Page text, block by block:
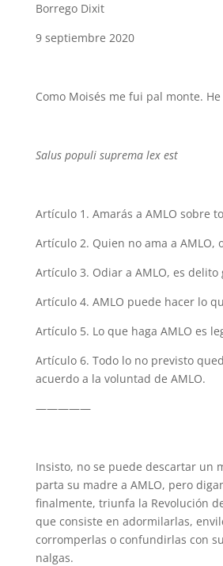
Borrego Dixit
9 septiembre 2020
Como Moisés me fui pal monte.
Salus populi suprema lex est
Artículo 1. Amarás a AMLO sobre
Artículo 2. Quien no ama a AMLO,
Artículo 3. Odiar a AMLO, es delito
Artículo 4. AMLO puede hacer lo
Artículo 5. Lo que haga AMLO es
Artículo 6. Todo lo no previsto
acuerdo a la voluntad de AMLO.
—————
Insisto, no se puede descartar un
parta su madre a AMLO, pero
finalmente, triunfa la Revolución
que consiste en adormilarlas,
corromperlas o confundirlas con
nalgas.